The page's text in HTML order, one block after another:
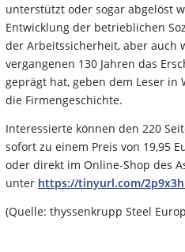
unterstützt oder sogar abgelöst
Entwicklung der betrieblichen
der Arbeitssicherheit, aber auch
vergangenen 130 Jahren das
geprägt hat, geben dem Leser
die Firmengeschichte.
Interessierte können den 220
sofort zu einem Preis von 19,95
oder direkt im Online-Shop des
unter https://tinyurl.com/
(Quelle: thyssenkrupp Steel